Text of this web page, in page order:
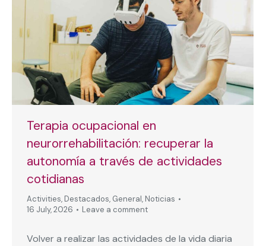
Terapia ocupacional en
neurorrehabilitación: recuperar la
autonomía a través de actividades
cotidianas
Activities, Destacados, General, Noticias
16 July, 2026
Leave a comment
Volver a realizar las actividades de la vida diaria